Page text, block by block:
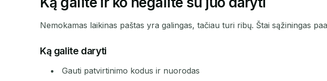
Nemokamas laikinas paštas yra galingas, tačiau turi ribų. Štai sąžiningas
Ką galite daryti
Gauti patvirtinimo kodus ir nuorodas